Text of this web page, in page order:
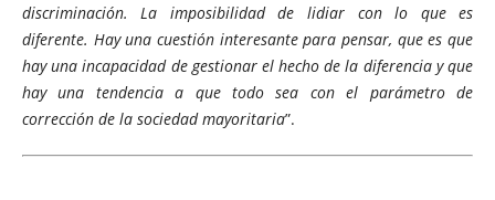
discriminación. La imposibilidad de lidiar con lo que es
diferente. Hay una cuestión interesante para pensar, que es que
hay una incapacidad de gestionar el hecho de la diferencia y que
hay una tendencia a que todo sea con el parámetro de
corrección de la sociedad mayoritaria”.